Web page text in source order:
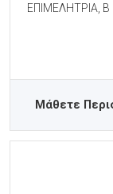
ΕΠΙΜΕΛΗΤΡΙΑ,
Μάθετε